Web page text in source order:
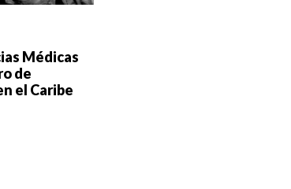
Médicas
de
el Caribe